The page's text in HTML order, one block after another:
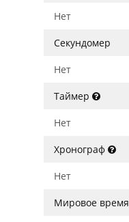
Нет
Секундомер
Нет
Таймер
Нет
Хронограф
Нет
Мировое время